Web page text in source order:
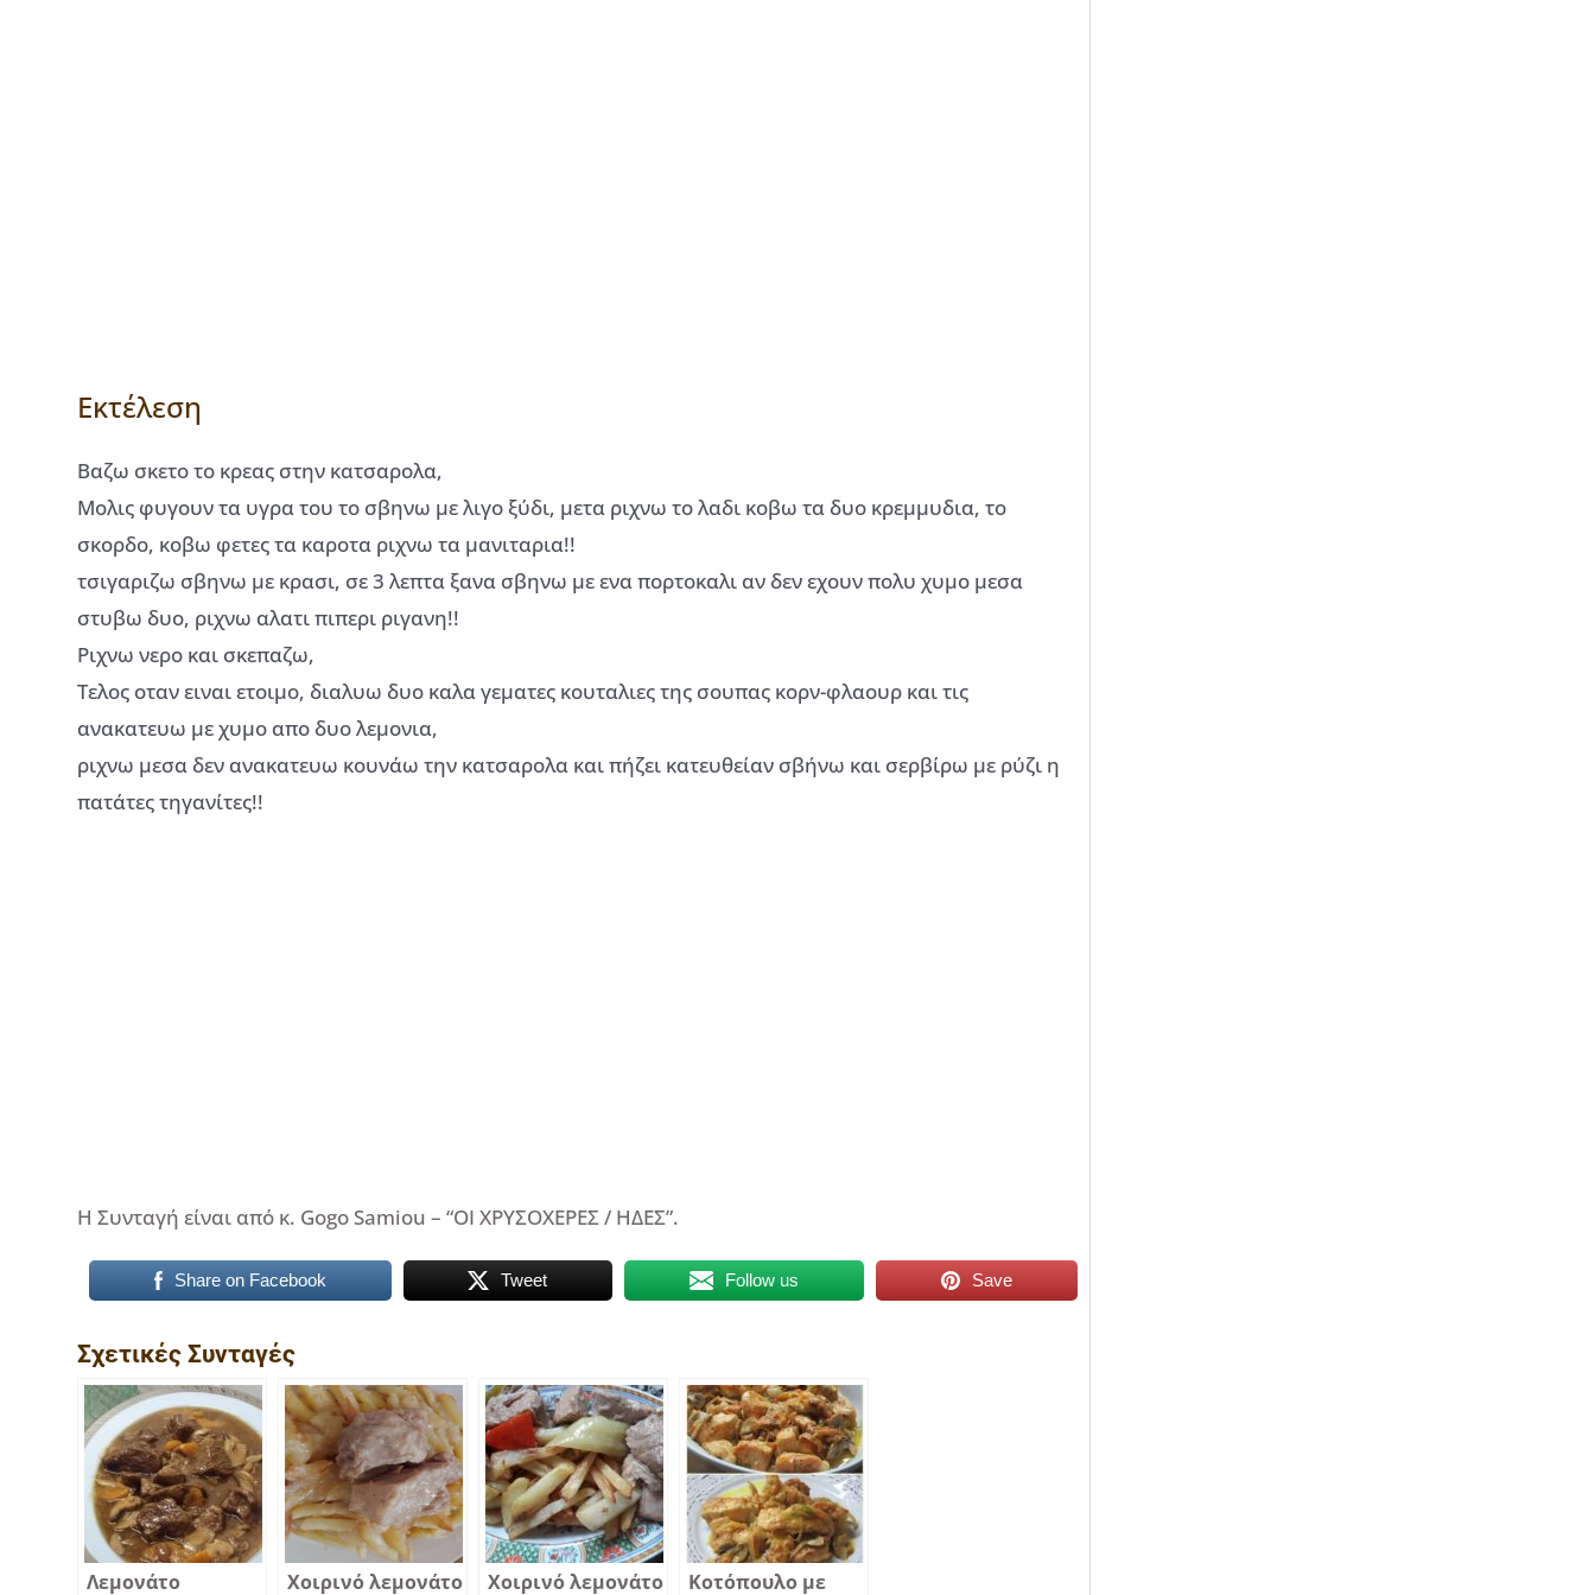
Εκτέλεση
Βαζω σκετο το κρεας στην κατσαρολα,
Μολις φυγουν τα υγρα του το σβηνω με λιγο ξύδι, μετα ριχνω το λαδι κοβω τα δυο κρεμμυδια, το
σκορδο, κοβω φετες τα καροτα ριχνω τα μανιταρια!!
τσιγαριζω σβηνω με κρασι, σε 3 λεπτα ξανα σβηνω με ενα πορτοκαλι αν δεν εχουν πολυ χυμο μεσα
στυβω δυο, ριχνω αλατι πιπερι ριγανη!!
Ριχνω νερο και σκεπαζω,
Τελος οταν ειναι ετοιμο, διαλυω δυο καλα γεματες κουταλιες της σουπας κορν-φλαουρ και τις
ανακατευω με χυμο απο δυο λεμονια,
ριχνω μεσα δεν ανακατευω κουνάω την κατσαρολα και πήζει κατευθείαν σβήνω και σερβίρω με ρύζι η
πατάτες τηγανίτες!!
Η Συνταγή είναι από κ. Gogo Samiou – “ΟΙ ΧΡΥΣΟΧΕΡΕΣ / ΗΔΕΣ”.
Share on Facebook Tweet Follow us Save
Σχετικές Συνταγές
Λεμονάτο
Χοιρινό λεμονάτο
Χοιρινό λεμονάτο
Κοτόπουλο με